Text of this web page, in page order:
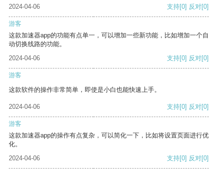
2024-04-06
支持[0] 反对[0]
游客
这款加速器app的功能有点单一，可以增加一些新功能，比如增加一个自
动切换线路的功能。
2024-04-06
支持[0] 反对[0]
游客
这款软件的操作非常简单，即使是小白也能快速上手。
2024-04-06 支持[0] 反对[0]
游客
这款加速器app的操作有点复杂，可以简化一下，比如将设置页面进行优
化。
2024-04-06
支持[0] 反对[0]